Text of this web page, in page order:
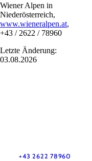
Wiener Alpen in
Niederösterreich,
www.wieneralpen.at,
+43 / 2622 / 78960
Letzte Änderung:
03.08.2026
+43 2622 78960